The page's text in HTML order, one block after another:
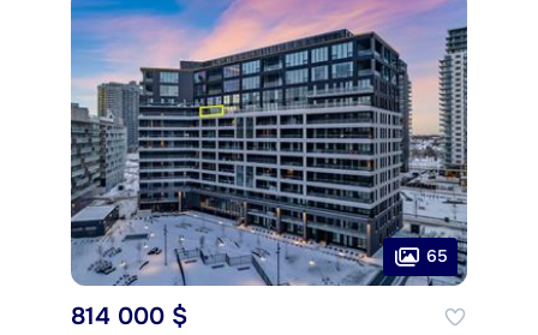
65
814 000 $